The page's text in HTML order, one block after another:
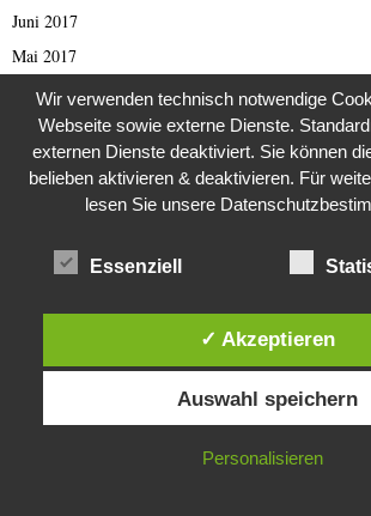
Juni 2017
Mai 2017
April 2017
März 2017
Februar 2017
Januar 2017
Oktober 2016
Juli 2016
Diese Website verwendet Cookies. Durch die
Website stimmst du der Verwendung von Cookies
IN ORDNUNG
Wir verwenden technisch notwendige
Webseite sowie externe Dienste.
externen Dienste deaktiviert. Sie können
belieben aktivieren & deaktivieren. Für
lesen Sie unsere
Essenziell
✓ Akzeptieren
Auswahl speichern
Personalisieren